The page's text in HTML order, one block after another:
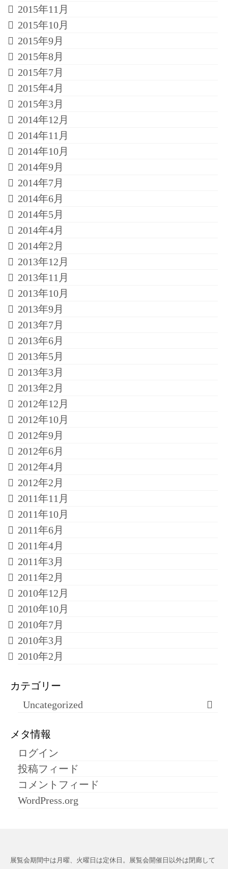
2015年11月
2015年10月
2015年9月
2015年8月
2015年7月
2015年4月
2015年3月
2014年12月
2014年11月
2014年10月
2014年9月
2014年7月
2014年6月
2014年5月
2014年4月
2014年2月
2013年12月
2013年11月
2013年10月
2013年9月
2013年7月
2013年6月
2013年5月
2013年3月
2013年2月
2012年12月
2012年10月
2012年9月
2012年6月
2012年4月
2012年2月
2011年11月
2011年10月
2011年6月
2011年4月
2011年3月
2011年2月
2010年12月
2010年10月
2010年7月
2010年3月
2010年2月
カテゴリー
Uncategorized
メタ情報
ログイン
投稿フィード
コメントフィード
WordPress.org
展覧会期間中は月曜、火曜日は定休日。展覧会開催日以外は閉廊して